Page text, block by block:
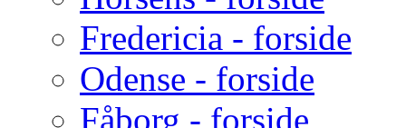
Fredericia - forside
Odense - forside
Fåborg - forside